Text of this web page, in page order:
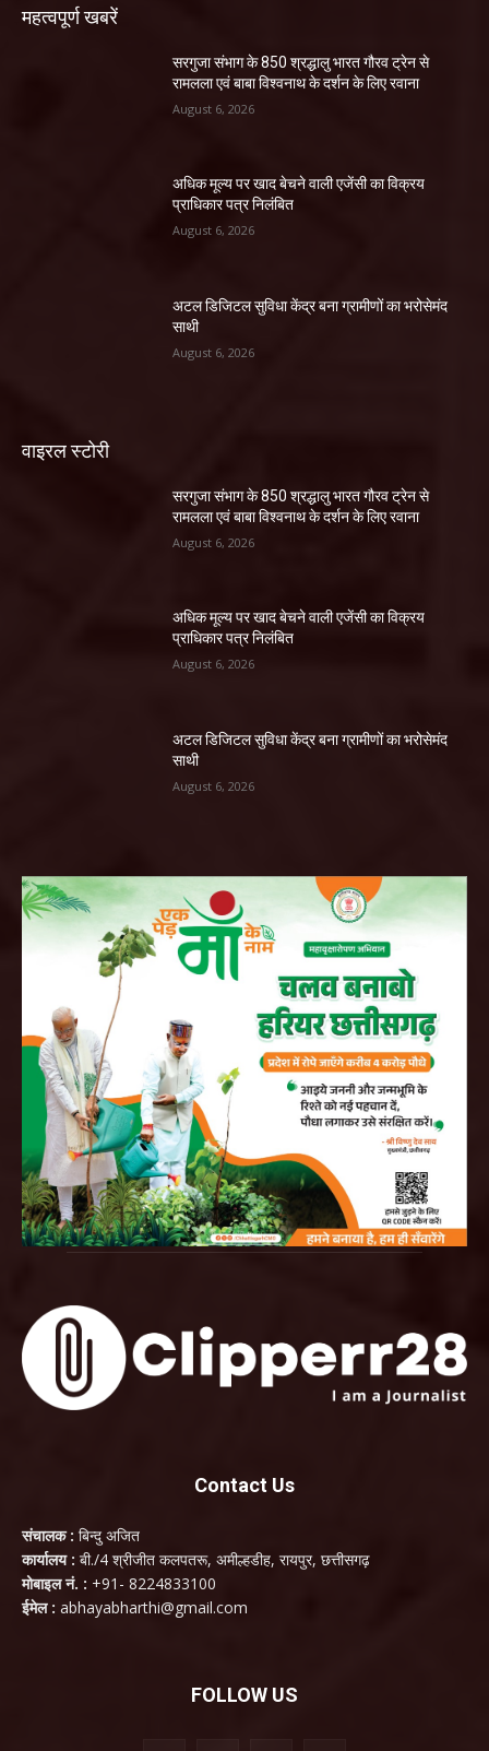
महत्वपूर्ण खबरें
सरगुजा संभाग के 850 श्रद्धालु भारत गौरव ट्रेन से
रामलला एवं बाबा विश्वनाथ के दर्शन के लिए रवाना
August 6, 2026
अधिक मूल्य पर खाद बेचने वाली एजेंसी का विक्रय
प्राधिकार पत्र निलंबित
August 6, 2026
अटल डिजिटल सुविधा केंद्र बना ग्रामीणों का भरोसेमंद
साथी
August 6, 2026
वाइरल स्टोरी
सरगुजा संभाग के 850 श्रद्धालु भारत गौरव ट्रेन से
रामलला एवं बाबा विश्वनाथ के दर्शन के लिए रवाना
August 6, 2026
अधिक मूल्य पर खाद बेचने वाली एजेंसी का विक्रय
प्राधिकार पत्र निलंबित
August 6, 2026
अटल डिजिटल सुविधा केंद्र बना ग्रामीणों का भरोसेमंद
साथी
August 6, 2026
Contact Us
संचालक : बिन्दु अजित
कार्यालय : बी./4 श्रीजीत कलपतरू, अमील्हडीह, रायपुर, छत्तीसगढ़
मोबाइल नं. : +91- 8224833100
ईमेल : abhayabharthi@gmail.com
FOLLOW US